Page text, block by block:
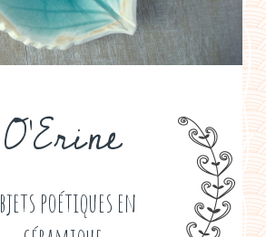
O'Erine
poétiques en
confidentialité